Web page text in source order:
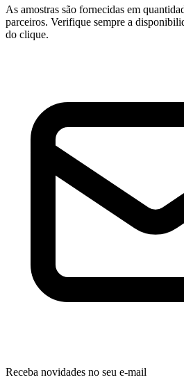
As amostras são fornecidas em
parceiros. Verifique sempre a
do clique.
Receba novidades no seu e-mail